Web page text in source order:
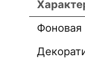
Фоновая